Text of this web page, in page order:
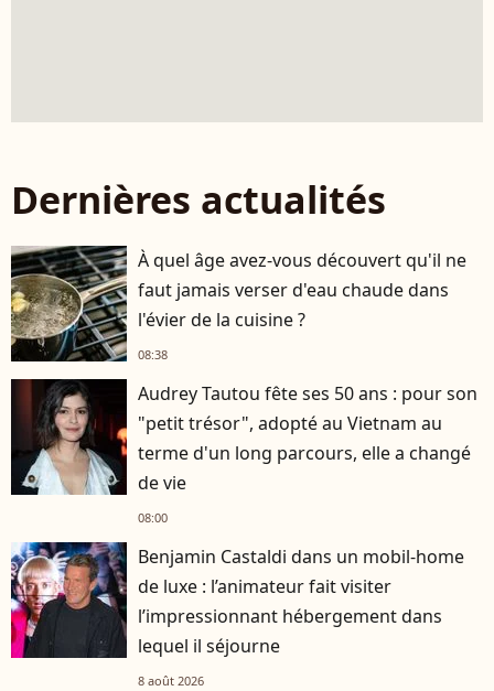
Dernières actualités
À quel âge avez-vous découvert qu'il ne
faut jamais verser d'eau chaude dans
l'évier de la cuisine ?
08:38
Audrey Tautou fête ses 50 ans : pour son
"petit trésor", adopté au Vietnam au
terme d'un long parcours, elle a changé
de vie
08:00
Benjamin Castaldi dans un mobil-home
de luxe : l’animateur fait visiter
l’impressionnant hébergement dans
lequel il séjourne
8 août 2026